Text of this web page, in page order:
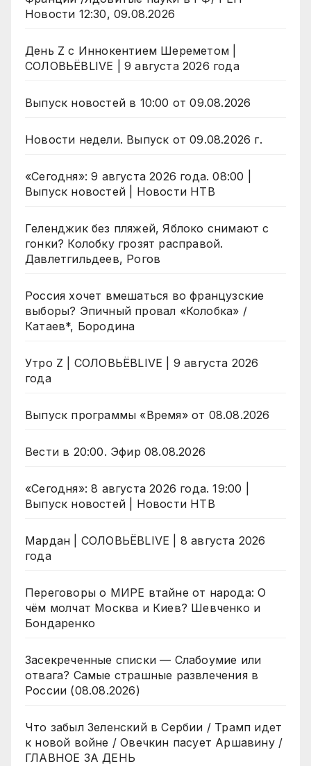
Новости 12:30, 09.08.2026
День Z с Иннокентием Шереметом |
СОЛОВЬЁВLIVE | 9 августа 2026 года
Выпуск новостей в 10:00 от 09.08.2026
Новости недели. Выпуск от 09.08.2026 г.
«Сегодня»: 9 августа 2026 года. 08:00 |
Выпуск новостей | Новости НТВ
Геленджик без пляжей, Яблоко снимают с
гонки? Колобку грозят расправой.
Давлетгильдеев, Рогов
Россия хочет вмешаться во французские
выборы? Эпичный провал «Колобка» /
Катаев*, Бородина
Утро Z | СОЛОВЬЁВLIVE | 9 августа 2026
года
Выпуск программы «Время» от 08.08.2026
Вести в 20:00. Эфир 08.08.2026
«Сегодня»: 8 августа 2026 года. 19:00 |
Выпуск новостей | Новости НТВ
Мардан | СОЛОВЬЁВLIVE | 8 августа 2026
года
Переговоры о МИРЕ втайне от народа: О
чём молчат Москва и Киев? Шевченко и
Бондаренко
Засекреченные списки — Слабоумие или
отвага? Самые страшные развлечения в
России (08.08.2026)
Что забыл Зеленский в Сербии / Трамп идет
к новой войне / Овечкин пасует Аршавину /
ГЛАВНОЕ ЗА ДЕНЬ